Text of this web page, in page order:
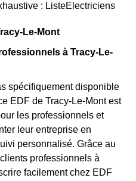
: ListeElectriciens
Le-Mont
à Tracy-Le-
spécifiquement disponible
EDF de Tracy-Le-Mont est
les professionnels et
leur entreprise en
personnalisé. Grâce au
professionnels à
facilement chez EDF